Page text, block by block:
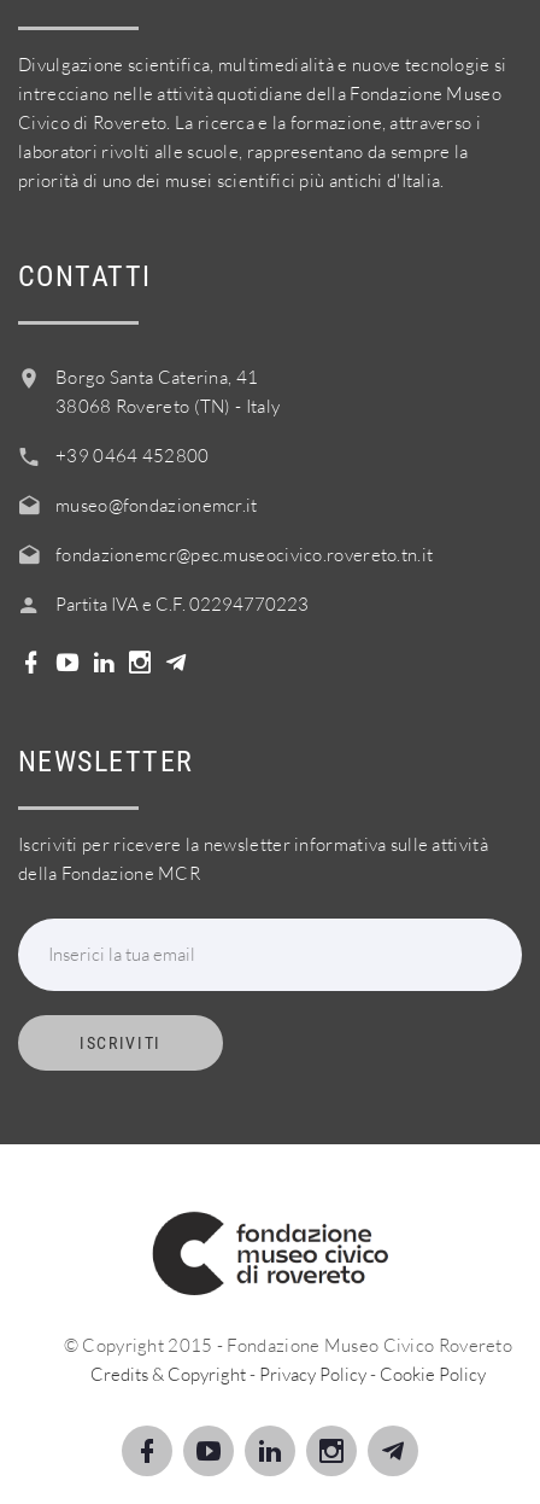
Divulgazione scientifica, multimedialità e nuove tecnologie si
intrecciano nelle attività quotidiane della Fondazione Museo
Civico di Rovereto. La ricerca e la formazione, attraverso i
laboratori rivolti alle scuole, rappresentano da sempre la
priorità di uno dei musei scientifici più antichi d'Italia.
CONTATTI
Borgo Santa Caterina, 41
38068 Rovereto (TN) - Italy
+39 0464 452800
museo@fondazionemcr.it
fondazionemcr@pec.museocivico.rovereto.tn.it
Partita IVA e C.F. 02294770223
NEWSLETTER
Iscriviti per ricevere la newsletter informativa sulle attività
della Fondazione MCR
Inserici la tua email
ISCRIVITI
© Copyright 2015 - Fondazione Museo Civico Rovereto
Credits & Copyright- Privacy Policy- Cookie Policy